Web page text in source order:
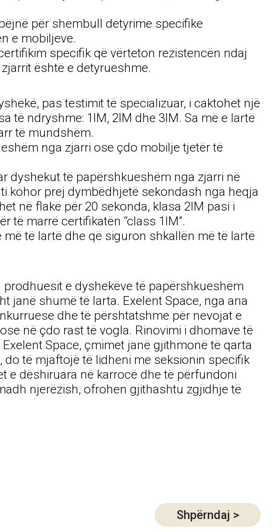
për shembull detyrime specifike
e mobiljeve.
specifik që vërteton rezistencën ndaj
është e detyrueshme.
pas testimit të specializuar, i caktohet një
të ndryshme: 1IM, 2IM dhe 3IM. Sa më e lartë
të mundshëm.
nga zjarri ose çdo mobilje tjetër të
dyshekut të papërshkueshëm nga zjarri në
kohor prej dymbëdhjetë sekondash nga heqja
në flakë për 20 sekonda, klasa 2IM pasi i
të marrë certifikatën “class 1IM”.
të lartë dhe që siguron shkallën më të lartë
e dyshekëve të papërshkueshëm
janë shumë të larta. Exelent Space, nga ana
dhe të përshtatshme për nevojat e
në çdo rast të vogla. Rinovimi i dhomave të
Space, çmimet janë gjithmonë të qarta
të mjaftojë të lidheni me seksionin specifik
e dëshiruara në karrocë dhe të përfundoni
njerëzish, ofrohen gjithashtu zgjidhje të
Shpërndaj >